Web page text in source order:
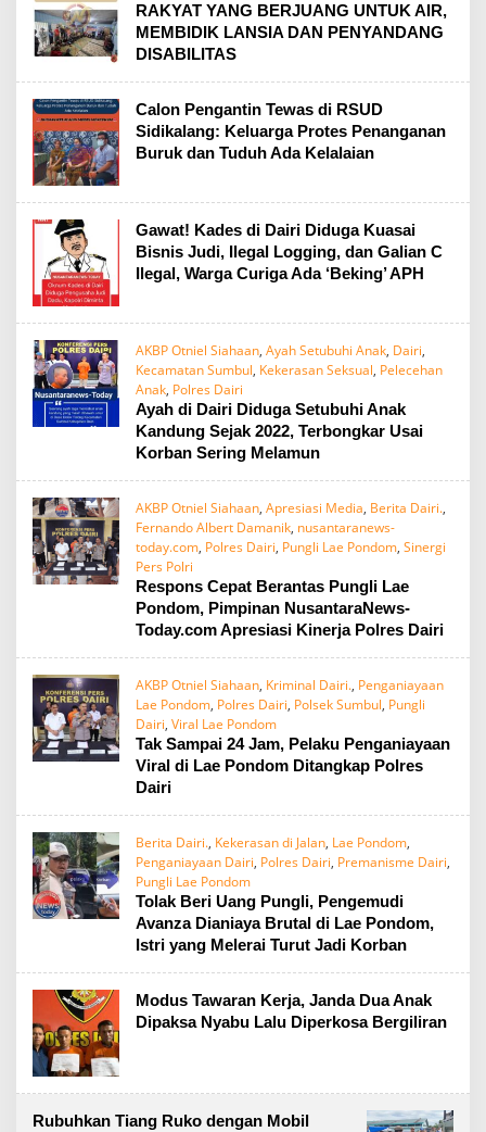
RAKYAT YANG BERJUANG UNTUK AIR,
MEMBIDIK LANSIA DAN PENYANDANG
DISABILITAS
Calon Pengantin Tewas di RSUD
Sidikalang: Keluarga Protes Penanganan
Buruk dan Tuduh Ada Kelalaian
Gawat! Kades di Dairi Diduga Kuasai
Bisnis Judi, Ilegal Logging, dan Galian C
Ilegal, Warga Curiga Ada ‘Beking’ APH
AKBP Otniel Siahaan, Ayah Setubuhi Anak, Dairi,
Kecamatan Sumbul, Kekerasan Seksual, Pelecehan
Anak, Polres Dairi
Ayah di Dairi Diduga Setubuhi Anak
Kandung Sejak 2022, Terbongkar Usai
Korban Sering Melamun
AKBP Otniel Siahaan, Apresiasi Media, Berita Dairi.,
Fernando Albert Damanik, nusantaranews-
today.com, Polres Dairi, Pungli Lae Pondom, Sinergi
Pers Polri
Respons Cepat Berantas Pungli Lae
Pondom, Pimpinan NusantaraNews-
Today.com Apresiasi Kinerja Polres Dairi
AKBP Otniel Siahaan, Kriminal Dairi., Penganiayaan
Lae Pondom, Polres Dairi, Polsek Sumbul, Pungli
Dairi, Viral Lae Pondom
Tak Sampai 24 Jam, Pelaku Penganiayaan
Viral di Lae Pondom Ditangkap Polres
Dairi
Berita Dairi., Kekerasan di Jalan, Lae Pondom,
Penganiayaan Dairi, Polres Dairi, Premanisme Dairi,
Pungli Lae Pondom
Tolak Beri Uang Pungli, Pengemudi
Avanza Dianiaya Brutal di Lae Pondom,
Istri yang Melerai Turut Jadi Korban
Modus Tawaran Kerja, Janda Dua Anak
Dipaksa Nyabu Lalu Diperkosa Bergiliran
Rubuhkan Tiang Ruko dengan Mobil